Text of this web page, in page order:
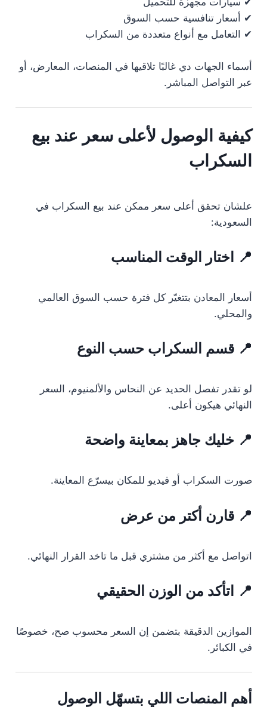
✔ أسعار تنافسية حسب السوق
✔ التعامل مع أنواع متعددة من السكراب
أسماء الجهات دي غالبًا تلاقيها في المنصات، المعارض، أو
عبر التواصل المباشر.
كيفية الوصول لأعلى سعر عند بيع
السكراب
علشان تحقق أعلى سعر ممكن عند بيع السكراب في
السعودية:
📍 اختار الوقت المناسب
أسعار المعادن بتتغيّر كل فترة حسب السوق العالمي
والمحلي.
📍 قسم السكراب حسب النوع
لو تقدر تفصل الحديد عن النحاس والألمنيوم، السعر
النهائي هيكون أعلى.
📍 خليك جاهز بمعاينة واضحة
صورت السكراب أو فيديو للمكان بيسرّع المعاينة.
📍 قارن أكتر من عرض
اتواصل مع أكثر من مشتري قبل ما تاخد القرار النهائي.
📍 اتأكد من الوزن الحقيقي
الموازين الدقيقة بتضمن إن السعر محسوب صح، خصوصًا
في الكبائر.
أهم المنصات اللي بتسهّل الوصول